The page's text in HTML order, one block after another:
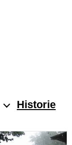
Historie